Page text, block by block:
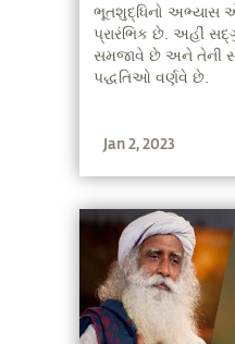
પદ્ધતિઓ
ભૂતશુદ્ધિનો અભ્યાસ
પ્રારંભિક છે. અહીં
સમજાવે છે અને તેની
પદ્ધતિઓ વર્ણવે છે.
Jan 2, 2023